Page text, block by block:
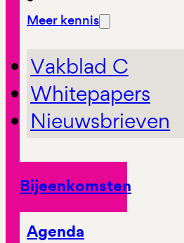
Meer kennis
Vakblad C
Whitepapers
Nieuwsbrieven
Bijeenkomsten
Agenda